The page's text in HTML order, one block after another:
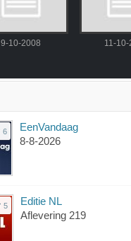
9-10-2008 11-10-
6
EenVandaag
8-8-2026
5
Editie NL
Aflevering 219